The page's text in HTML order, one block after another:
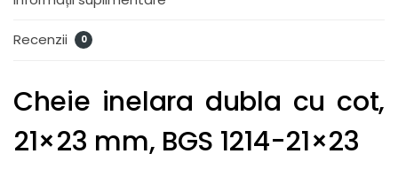
Recenzii 0
Cheie inelara dubla cu cot,
21×23 mm, BGS 1214-21×23